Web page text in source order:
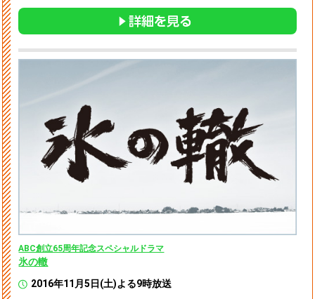
ABC創立65周年記念スペシャルドラマ
氷の轍
2016年11月5日(土)よる9時放送